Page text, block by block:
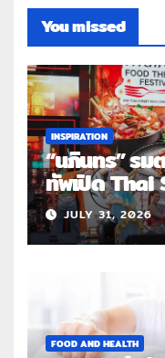
You missed
INSPIRATION
“นภินทร” รม
ทัพเปิด
Roadshow
JULY 31, 2026
FOOD AND HEALTH